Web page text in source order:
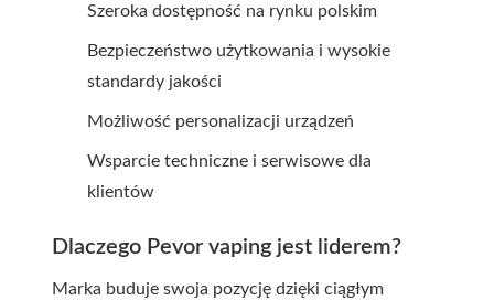
Szeroka dostępność na rynku polskim
Bezpieczeństwo użytkowania i wysokie
standardy jakości
Możliwość personalizacji urządzeń
Wsparcie techniczne i serwisowe dla
klientów
Dlaczego Pevor vaping jest liderem?
Marka buduje swoja pozycję dzięki ciągłym